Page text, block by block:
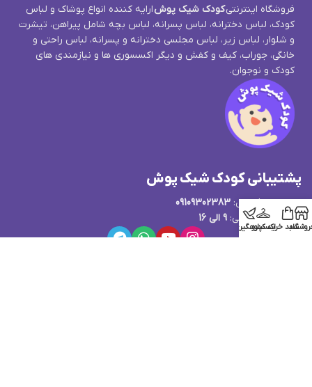
فروشگاه اینترنتیکودک شیک پوشارایه کننده انواع پوشاک و لباس
کودک، لباس دخترانه، لباس پسرانه، لباس بچه شامل پیراهن، تیشرت
و شلوار، لباس زیر، لباس مجلسی دخترانه و پسرانه، لباس راحتی و
خانگی، جوراب، کیف و کفش و دیگر اکسسوری ها و نیازمندی های
کودک و نوجوان.
پشتیبانی کودک شیک پوش
پشتیبانی فروش: 09109302383
ساعت پاسخگویی: 9 الی 16
سبد خریداکسپلور
کدرهگیری